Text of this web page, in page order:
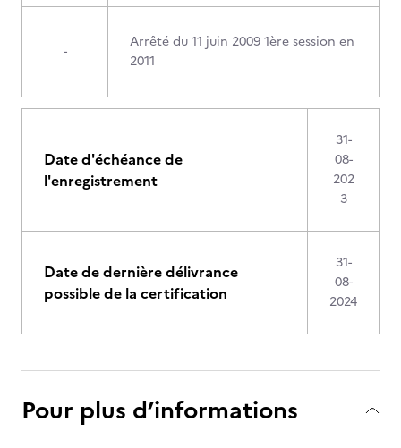
-
Arrêté du 11 juin 2009 1ère session en
2011
Date d'échéance de
l'enregistrement
31-
08-
202
3
Date de dernière délivrance
possible de la certification
31-
08-
2024
Pour plus d’informations